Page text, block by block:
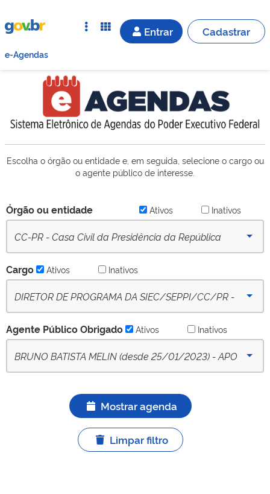
Entrar Cadastrar
e-Agendas
Escolha o órgão ou entidade e, em seguida, selecione o cargo ou
o agente público de interesse.
Órgão ou entidade Ativos Inativos
CC-PR - Casa Civil da Presidência da República
Cargo Ativos Inativos
DIRETOR DE PROGRAMA DA SIEC/SEPPI/CC/PR -
Agente Público Obrigado Ativos Inativos
BRUNO BATISTA MELIN (desde 25/01/2023) - APO
Mostrar agenda
Limpar filtro